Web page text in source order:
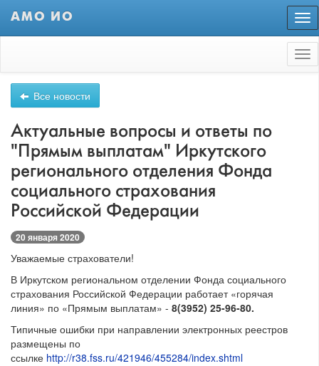
АМО ИО
Все новости
Актуальные вопросы и ответы по
"Прямым выплатам" Иркутского
регионального отделения Фонда
социального страхования
Российской Федерации
20 января 2020
Уважаемые страхователи!
В Иркутском региональном отделении Фонда социального
страхования Российской Федерации работает «горячая
линия» по «Прямым выплатам» - 8(3952) 25-96-80.
Типичные ошибки при направлении электронных реестров
размещены по
ссылке http://r38.fss.ru/421946/455284/index.shtml